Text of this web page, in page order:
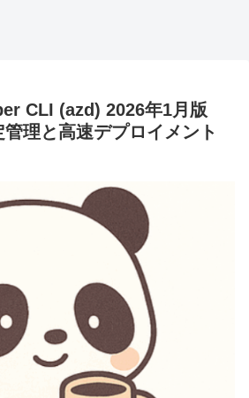
CLI (azd) 2026年1月版
理と高速デプロイメント